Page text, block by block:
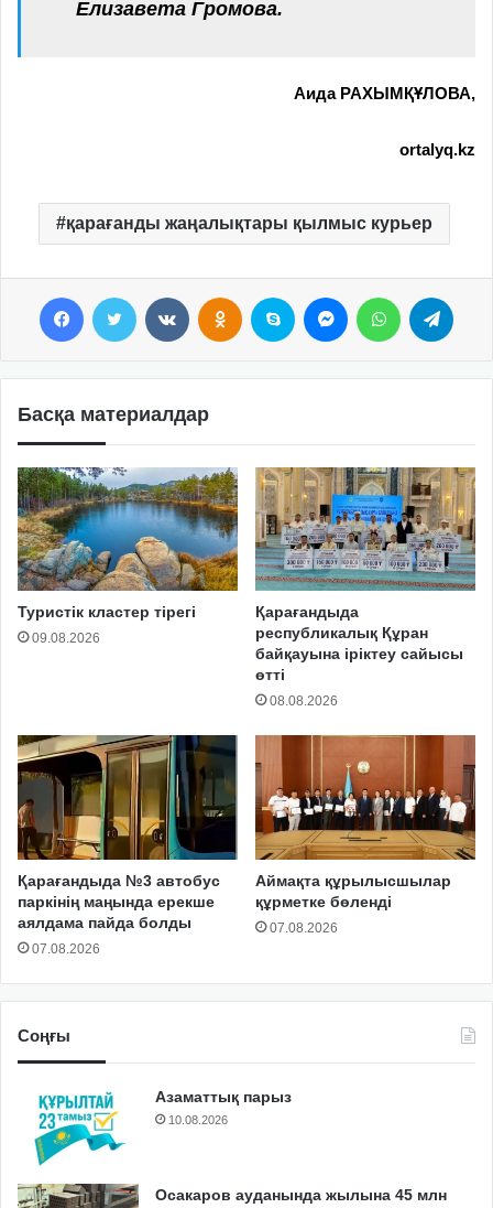
Елизавета Громова.
Аида РАХЫМҚҰЛОВА,
ortalyq.kz
қарағанды жаңалықтары қылмыс курьер
Басқа материалдар
Туристік кластер тірегі
09.08.2026
Қарағандыда
республикалық Құран
байқауына іріктеу сайысы
өтті
08.08.2026
Қарағандыда №3 автобус
паркінің маңында ерекше
аялдама пайда болды
07.08.2026
Аймақта құрылысшылар
құрметке бөленді
07.08.2026
Соңғы
Азаматтық парыз
10.08.2026
Осакаров ауданында жылына 45 млн